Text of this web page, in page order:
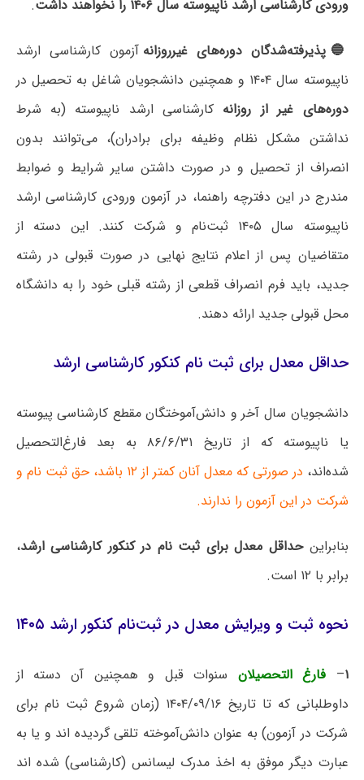
ورودی کارشناسی ارشد ناپیوسته سال ۱۴۰۶ را نخواهند داشت .
🔵پذیرفته‌شدگان دوره‌های غیرروزانه آزمون کارشناسی ارشد
ناپیوسته سال ۱۴۰۴ و همچنین دانشجویان شاغل به تحصیل در
دوره‌های غیر از روزانه کارشناسی ارشد ناپیوسته (به شرط
نداشتن مشکل نظام وظیفه برای برادران)، می‌توانند بدون
انصراف از تحصیل و در صورت داشتن سایر شرایط و ضوابط
مندرج در این دفترچه راهنما، در آزمون ورودی کارشناسی ارشد
ناپیوسته سال ۱۴۰۵ ثبت‌نام و شرکت کنند. این دسته از
متقاضیان پس از اعلام نتایج نهایی در صورت قبولی در رشته
جدید، باید فرم انصراف قطعی از رشته قبلی خود را به دانشگاه
محل قبولی جدید ارائه دهند.
حداقل معدل برای ثبت نام کنکور کارشناسی ارشد
دانشجویان سال آخر و دانش‌آموختگان مقطع کارشناسی پیوسته
یا ناپیوسته که از تاریخ ۸۶/۶/۳۱ به بعد فارغ‌التحصیل
شده‌اند،
در صورتی‌ که معدل آنان کمتر از ۱۲ باشد، حق ثبت نام و
شرکت در این آزمون را ندارند.
بنابراین حداقل معدل برای ثبت‌ نام در کنکور کارشناسی ارشد،
برابر با ۱۲ است.
نحوه ثبت و ویرایش معدل در ثبت‌نام کنکور ارشد ۱۴۰۵
۱– فارغ التحصیلان سنوات قبل و همچنین آن دسته از
داوطلبانی که تا تاریخ ۱۴۰۴/۰۹/۱۶ (زمان شروع ثبت نام برای
شرکت در آزمون) به عنوان دانش‌آموخته تلقی گردیده اند و یا به
عبارت دیگر موفق به اخذ مدرک لیسانس (کارشناسی) شده اند